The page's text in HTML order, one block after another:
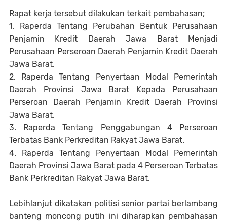
Rapat kerja tersebut dilakukan terkait pembahasan;
1. Raperda Tentang Perubahan Bentuk Perusahaan
Penjamin Kredit Daerah Jawa Barat Menjadi
Perusahaan Perseroan Daerah Penjamin Kredit Daerah
Jawa Barat.
2. Raperda Tentang Penyertaan Modal Pemerintah
Daerah Provinsi Jawa Barat Kepada Perusahaan
Perseroan Daerah Penjamin Kredit Daerah Provinsi
Jawa Barat.
3. Raperda Tentang Penggabungan 4 Perseroan
Terbatas Bank Perkreditan Rakyat Jawa Barat.
4. Raperda Tentang Penyertaan Modal Pemerintah
Daerah Provinsi Jawa Barat pada 4 Perseroan Terbatas
Bank Perkreditan Rakyat Jawa Barat.
Lebihlanjut dikatakan politisi senior partai berlambang
banteng moncong putih ini diharapkan pembahasan